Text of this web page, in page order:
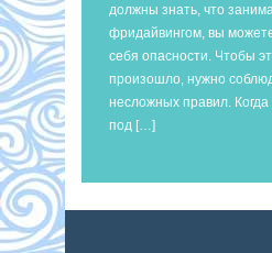
должны знать, что
фридайвингом, вы
себя опасности. Чтобы
произошло, нужно
несложных правил.
под […]